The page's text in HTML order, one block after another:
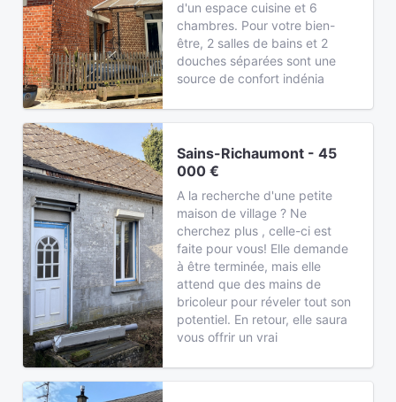
d'un espace cuisine et 6
chambres. Pour votre bien-
être, 2 salles de bains et 2
douches séparées sont une
source de confort indénia
Sains-Richaumont - 45
000 €
A la recherche d'une petite
maison de village ? Ne
cherchez plus , celle-ci est
faite pour vous! Elle demande
à être terminée, mais elle
attend que des mains de
bricoleur pour réveler tout son
potentiel. En retour, elle saura
vous offrir un vrai